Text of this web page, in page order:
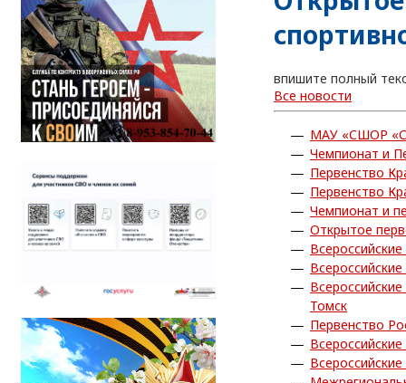
впишите полный
Все новости
МАУ «СШОР
Чемпионат и
Первенство
Первенство
Чемпионат и
Открытое
Томск
Первенство